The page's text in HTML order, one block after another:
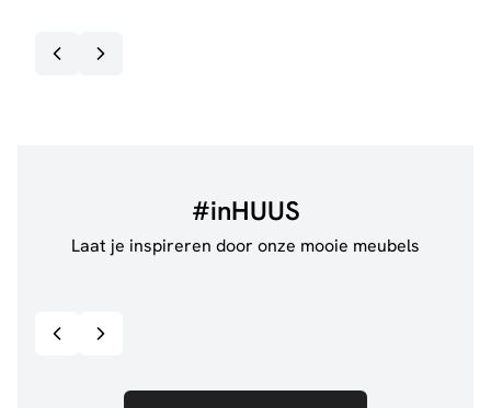
#inHUUS
Laat je inspireren door onze mooie meubels